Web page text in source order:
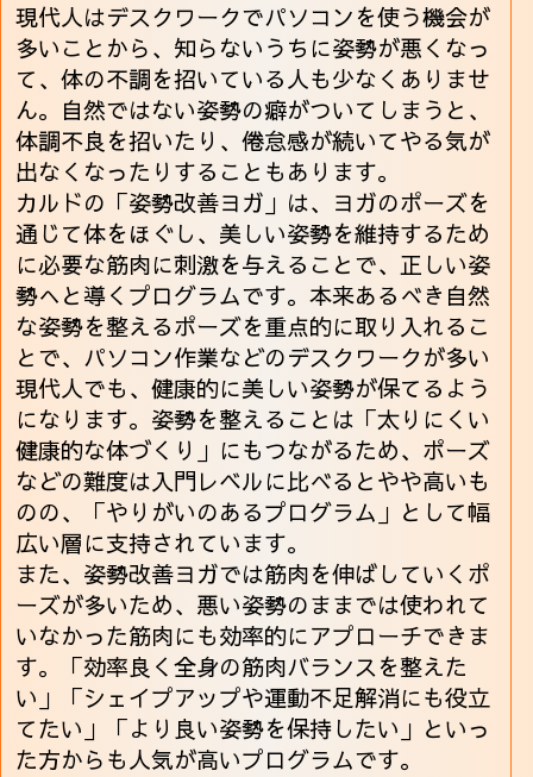
現代人はデスクワークでパソコンを使う機会が
多いことから、知らないうちに姿勢が悪くなっ
て、体の不調を招いている人も少なくありませ
ん。自然ではない姿勢の癖がついてしまうと、
体調不良を招いたり、倦怠感が続いてやる気が
出なくなったりすることもあります。
カルドの「姿勢改善ヨガ」は、ヨガのポーズを
通じて体をほぐし、美しい姿勢を維持するため
に必要な筋肉に刺激を与えることで、正しい姿
勢へと導くプログラムです。本来あるべき自然
な姿勢を整えるポーズを重点的に取り入れるこ
とで、パソコン作業などのデスクワークが多い
現代人でも、健康的に美しい姿勢が保てるよう
になります。姿勢を整えることは「太りにくい
健康的な体づくり」にもつながるため、ポーズ
などの難度は入門レベルに比べるとやや高いも
のの、「やりがいのあるプログラム」として幅
広い層に支持されています。
また、姿勢改善ヨガでは筋肉を伸ばしていくポ
ーズが多いため、悪い姿勢のままでは使われて
いなかった筋肉にも効率的にアプローチできま
す。「効率良く全身の筋肉バランスを整えた
い」「シェイプアップや運動不足解消にも役立
てたい」「より良い姿勢を保持したい」といっ
た方からも人気が高いプログラムです。